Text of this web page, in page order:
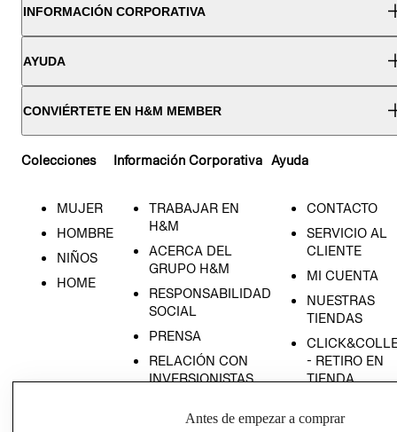
INFORMACIÓN CORPORATIVA
AYUDA
CONVIÉRTETE EN H&M MEMBER
Colecciones
MUJER
HOMBRE
NIÑOS
HOME
Información Corporativa
TRABAJAR EN
H&M
ACERCA DEL
GRUPO H&M
RESPONSABILIDAD
SOCIAL
PRENSA
RELACIÓN CON
INVERSIONISTAS
EMPRESARIAL
Ayuda
CONTACTO
SERVICIO AL
CLIENTE
MI CUENTA
NUESTRAS
TIENDAS
- RETIRO EN
TIENDA
CONDICIONES
Antes de empezar a comprar